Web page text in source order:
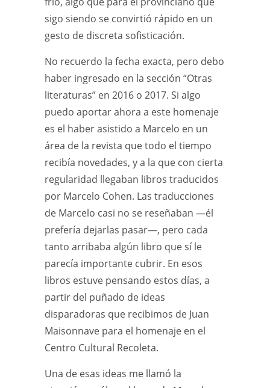
sigo siendo se convirtió rápido en un
gesto de discreta sofisticación.
No recuerdo la fecha exacta, pero debo
haber ingresado en la sección “Otras
literaturas” en 2016 o 2017. Si algo
puedo aportar ahora a este homenaje
es el haber asistido a Marcelo en un
área de la revista que todo el tiempo
recibía novedades, y a la que con cierta
regularidad llegaban libros traducidos
por Marcelo Cohen. Las traducciones
de Marcelo casi no se reseñaban —él
prefería dejarlas pasar—, pero cada
tanto arribaba algún libro que sí le
parecía importante cubrir. En esos
libros estuve pensando estos días, a
partir del puñado de ideas
disparadoras que recibimos de Juan
Maisonnave para el homenaje en el
Centro Cultural Recoleta.
Una de esas ideas me llamó la